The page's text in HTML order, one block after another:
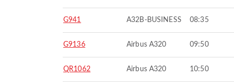
G941 A32B-BUSINESS 08:35
G9136 Airbus A320 09:50
QR1062 Airbus A320 10:50